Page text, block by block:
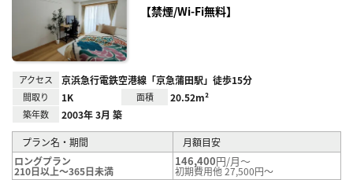
【禁煙/Wi-Fi無料】
アクセス 京浜急行電鉄空港線「京急蒲田駅」徒歩15分
間取り 1K 面積 20.52m²
築年数 2003年 3月 築
プラン名・期間
月額目安
ロングプラン
210日以上～365日未満
146,400円/月～
初期費用他 27,500円～